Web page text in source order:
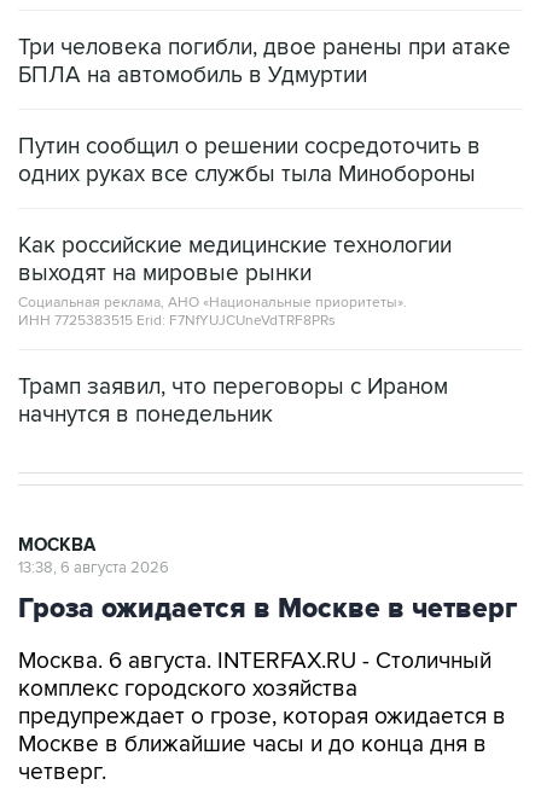
Три человека погибли, двое ранены при атаке
БПЛА на автомобиль в Удмуртии
Путин сообщил о решении сосредоточить в
одних руках все службы тыла Минобороны
Как российские медицинские технологии
выходят на мировые рынки
Социальная реклама, АНО «Национальные приоритеты».
ИНН 7725383515 Erid: F7NfYUJCUneVdTRF8PRs
Трамп заявил, что переговоры с Ираном
начнутся в понедельник
МОСКВА
13:38, 6 августа 2026
Гроза ожидается в Москве в четверг
Москва. 6 августа. INTERFAX.RU - Столичный
комплекс городского хозяйства
предупреждает о грозе, которая ожидается в
Москве в ближайшие часы и до конца дня в
четверг.